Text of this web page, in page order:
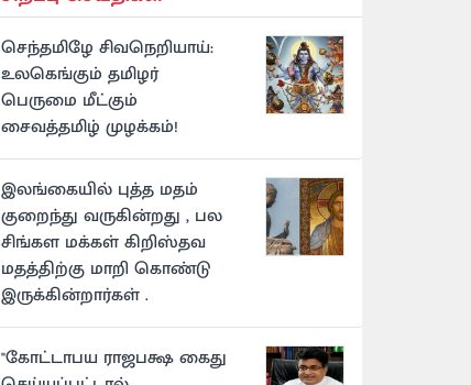
செந்தமிழே சிவநெறியாய்:
உலகெங்கும் தமிழர்
பெருமை மீட்கும்
சைவத்தமிழ் முழக்கம்!
இலங்கையில் புத்த மதம்
குறைந்து வருகின்றது , பல
சிங்கள மக்கள் கிறிஸ்தவ
மதத்திற்கு மாறி கொண்டு
இருக்கின்றார்கள் .
"கோட்டாபய ராஜபக்ஷ கைது